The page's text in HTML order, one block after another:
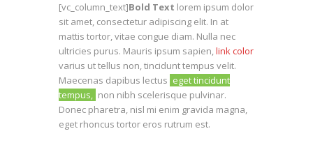
[vc_column_text]Bold Text lorem ipsum dolor
sit amet, consectetur adipiscing elit. In at
mattis tortor, vitae congue diam. Nulla nec
ultricies purus. Mauris ipsum sapien,link color
varius ut tellus non, tincidunt tempus velit.
Maecenas dapibus lectus eget tincidunt
tempus, non nibh scelerisque pulvinar.
Donec pharetra, nisl mi enim gravida magna,
eget rhoncus tortor eros rutrum est.